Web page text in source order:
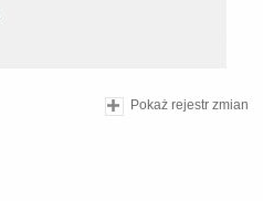
Pokaż rejestr zmian